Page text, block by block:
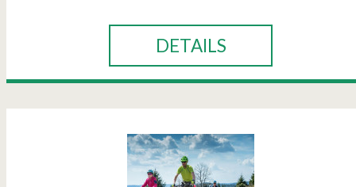
DETAILS